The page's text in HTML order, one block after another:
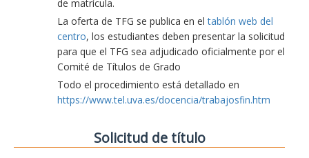
de matrícula.
La oferta de TFG se publica en eltablón web del
centro, los estudiantes deben presentar la solicitud
para que el TFG sea adjudicado oficialmente por el
Comité de Títulos de Grado
Todo el procedimiento está detallado en
https://www.tel.uva.es/docencia/trabajosfin.htm
Solicitud de título